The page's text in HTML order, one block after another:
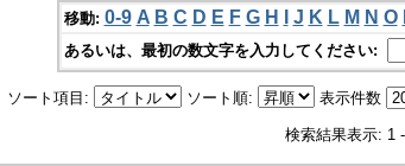
移動: 0-9 A B C D E F G H J K L M N O
あるいは、最初の数文字を入力してください:
ソート項目: ソート順: 表示件数
検索結果表示: 1